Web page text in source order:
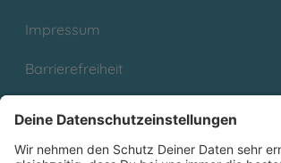
Impressum
Barrierefreiheit
Partnerprogramm (Affiliate)